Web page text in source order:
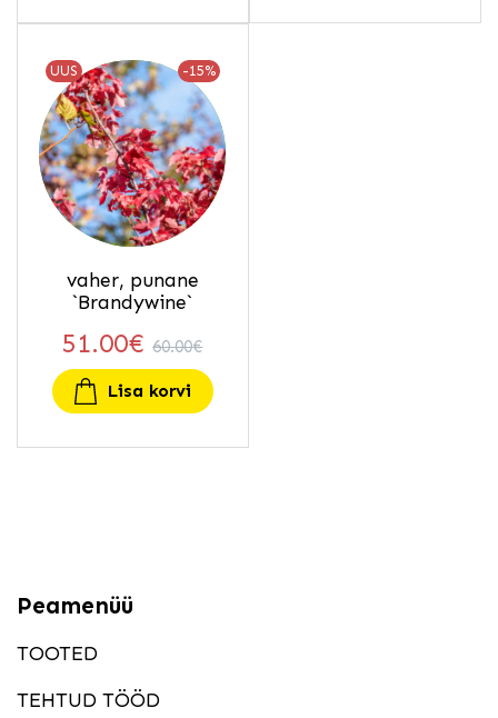
UUS -15%
vaher, punane
`Brandywine`
60.00€
51.00€
Lisa korvi
Peamenüü
TOOTED
TEHTUD TÖÖD